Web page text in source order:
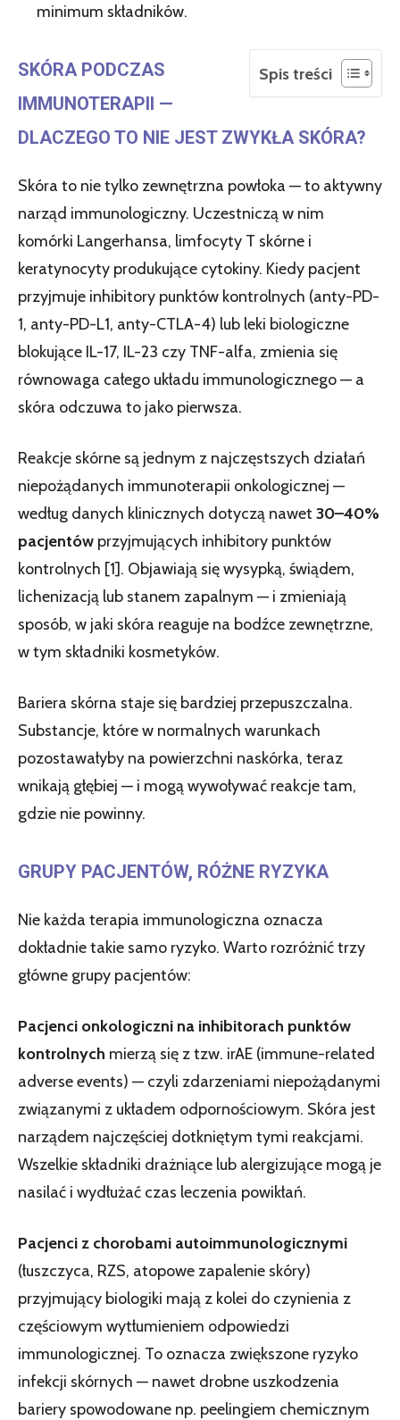
minimum składników.
Spis treści
SKÓRA PODCZAS
IMMUNOTERAPII —
DLACZEGO TO NIE JEST ZWYKŁA SKÓRA?
Skóra to nie tylko zewnętrzna powłoka — to aktywny
narząd immunologiczny. Uczestniczą w nim
komórki Langerhansa, limfocyty T skórne i
keratynocyty produkujące cytokiny. Kiedy pacjent
przyjmuje inhibitory punktów kontrolnych (anty-PD-
1, anty-PD-L1, anty-CTLA-4) lub leki biologiczne
blokujące IL-17, IL-23 czy TNF-alfa, zmienia się
równowaga całego układu immunologicznego — a
skóra odczuwa to jako pierwsza.
Reakcje skórne są jednym z najczęstszych działań
niepożądanych immunoterapii onkologicznej —
według danych klinicznych dotyczą nawet 30–40%
pacjentów przyjmujących inhibitory punktów
kontrolnych [1]. Objawiają się wysypką, świądem,
lichenizacją lub stanem zapalnym — i zmieniają
sposób, w jaki skóra reaguje na bodźce zewnętrzne,
w tym składniki kosmetyków.
Bariera skórna staje się bardziej przepuszczalna.
Substancje, które w normalnych warunkach
pozostawałyby na powierzchni naskórka, teraz
wnikają głębiej — i mogą wywoływać reakcje tam,
gdzie nie powinny.
GRUPY PACJENTÓW, RÓŻNE RYZYKA
Nie każda terapia immunologiczna oznacza
dokładnie takie samo ryzyko. Warto rozróżnić trzy
główne grupy pacjentów:
Pacjenci onkologiczni na inhibitorach punktów
kontrolnych mierzą się z tzw. irAE (immune-related
adverse events) — czyli zdarzeniami niepożądanymi
związanymi z układem odpornościowym. Skóra jest
narządem najczęściej dotkniętym tymi reakcjami.
Wszelkie składniki drażniące lub alergizujące mogą je
nasilać i wydłużać czas leczenia powikłań.
Pacjenci z chorobami autoimmunologicznymi
(łuszczyca, RZS, atopowe zapalenie skóry)
przyjmujący biologiki mają z kolei do czynienia z
częściowym wytłumieniem odpowiedzi
immunologicznej. To oznacza zwiększone ryzyko
infekcji skórnych — nawet drobne uszkodzenia
bariery spowodowane np. peelingiem chemicznym